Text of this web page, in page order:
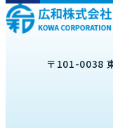
〒101-0038